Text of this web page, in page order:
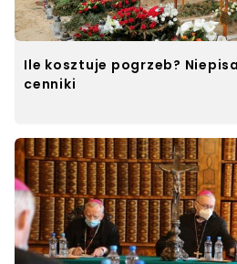
Ile kosztuje pogrzeb?
cenniki